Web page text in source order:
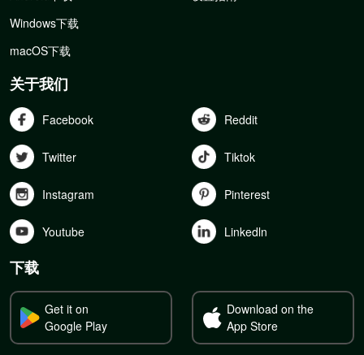
Windows下载
macOS下载
关于我们
Facebook Reddit
Twitter Tiktok
Instagram Pinterest
Youtube Linkedln
下载
Get it on
Google Play
Download on the
App Store